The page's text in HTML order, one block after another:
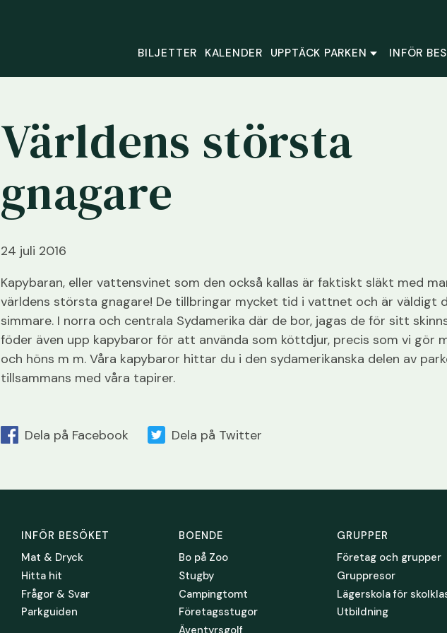
BILJETTER KALENDER UPPTÄCK PARKEN INFÖR
Världens största
gnagare
24 juli 2016
Kapybaran, eller vattensvinet som den också kallas är faktiskt släkt med
världens största gnagare! De tillbringar mycket tid i vattnet och är väldigt
simmare. I norra och centrala Sydamerika där de bor, jagas de för sitt
föder även upp kapybaror för att använda som köttdjur, precis som vi gör
och höns m m. Våra kapybaror hittar du i den sydamerikanska delen av
tillsammans med våra tapirer.
Dela på Facebook Dela på Twitter
INFÖR BESÖKET
Mat & Dryck
Hitta hit
Frågor & Svar
Parkguiden
BOENDE
Bo på Zoo
Stugby
Campingtomt
Företagsstugor
GRUPPER
Företag och grupper
Gruppresor
Lägerskola för
Utbildning